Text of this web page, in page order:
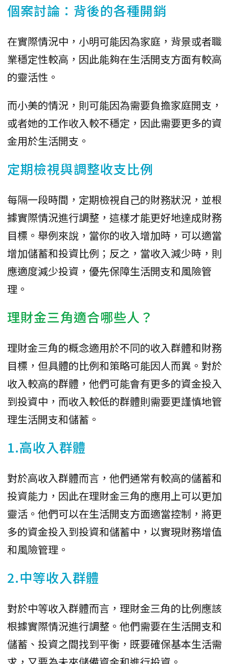
個案討論：背後的各種開銷
在實際情況中，小明可能因為家庭，背景或者職
業穩定性較高，因此能夠在生活開支方面有較高
的靈活性。
而小美的情況，則可能因為需要負擔家庭開支，
或者她的工作收入較不穩定，因此需要更多的資
金用於生活開支。
定期檢視與調整收支比例
每隔一段時間，定期檢視自己的財務狀況，並根
據實際情況進行調整，這樣才能更好地達成財務
目標。舉例來說，當你的收入增加時，可以適當
增加儲蓄和投資比例；反之，當收入減少時，則
應適度減少投資，優先保障生活開支和風險管
理。
理財金三角適合哪些人？
理財金三角的概念適用於不同的收入群體和財務
目標，但具體的比例和策略可能因人而異。對於
收入較高的群體，他們可能會有更多的資金投入
到投資中，而收入較低的群體則需要更謹慎地管
理生活開支和儲蓄。
1.高收入群體
對於高收入群體而言，他們通常有較高的儲蓄和
投資能力，因此在理財金三角的應用上可以更加
靈活。他們可以在生活開支方面適當控制，將更
多的資金投入到投資和儲蓄中，以實現財務增值
和風險管理。
2.中等收入群體
對於中等收入群體而言，理財金三角的比例應該
根據實際情況進行調整。他們需要在生活開支和
儲蓄、投資之間找到平衡，既要確保基本生活需